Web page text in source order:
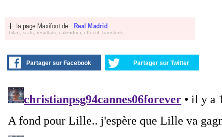
la page Maxifoot de : Real Madrid
bilan, stats, résultats, calendrier, effectif, transferts, ...
Partager sur Facebook Partager sur Twitter